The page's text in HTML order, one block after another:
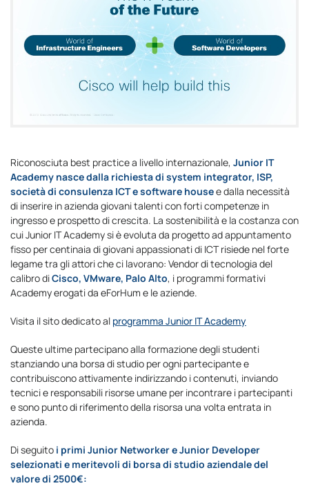
Riconosciuta best practice a livello internazionale, Junior IT
Academy nasce dalla richiesta di system integrator, ISP,
società di consulenza ICT e software housee dalla necessità
di inserire in azienda giovani talenti con forti competenze in
ingresso e prospetto di crescita. La sostenibilità e la costanza con
cui Junior IT Academy si è evoluta da progetto ad appuntamento
fisso per centinaia di giovani appassionati di ICT risiede nel forte
legame tra gli attori che ci lavorano: Vendor di tecnologia del
calibro diCisco, VMware, Palo Alto, i programmi formativi
Academy erogati da eForHum e le aziende.
Visita il sito dedicato al programma Junior IT Academy
Queste ultime partecipano alla formazione degli studenti
stanziando una borsa di studio per ogni partecipante e
contribuiscono attivamente indirizzando i contenuti, inviando
tecnici e responsabili risorse umane per incontrare i partecipanti
e sono punto di riferimento della risorsa una volta entrata in
azienda.
Di seguito i primi Junior Networker e Junior Developer
selezionati e meritevoli di borsa di studio aziendale del
valore di 2500€: